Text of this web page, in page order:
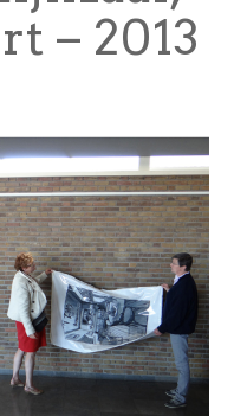
– 2013